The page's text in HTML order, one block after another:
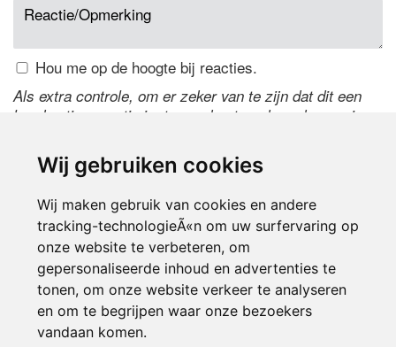
Wij gebruiken cookies
Wij maken gebruik van cookies en andere
tracking-technologieÃ«n om uw surfervaring op
onze website te verbeteren, om
gepersonaliseerde inhoud en advertenties te
tonen, om onze website verkeer te analyseren
en om te begrijpen waar onze bezoekers
vandaan komen.
Hou me op de hoogte bij reacties.
Als extra controle, om er zeker van te zijn dat dit een
handmatige reactie is, typ onderstaande code over in
de code te wijzigen.